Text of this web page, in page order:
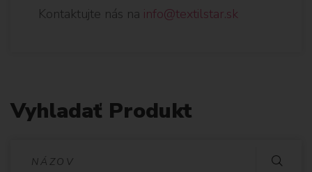
Kontaktujte nás na info@textilstar.sk
Vyhladať Produkt